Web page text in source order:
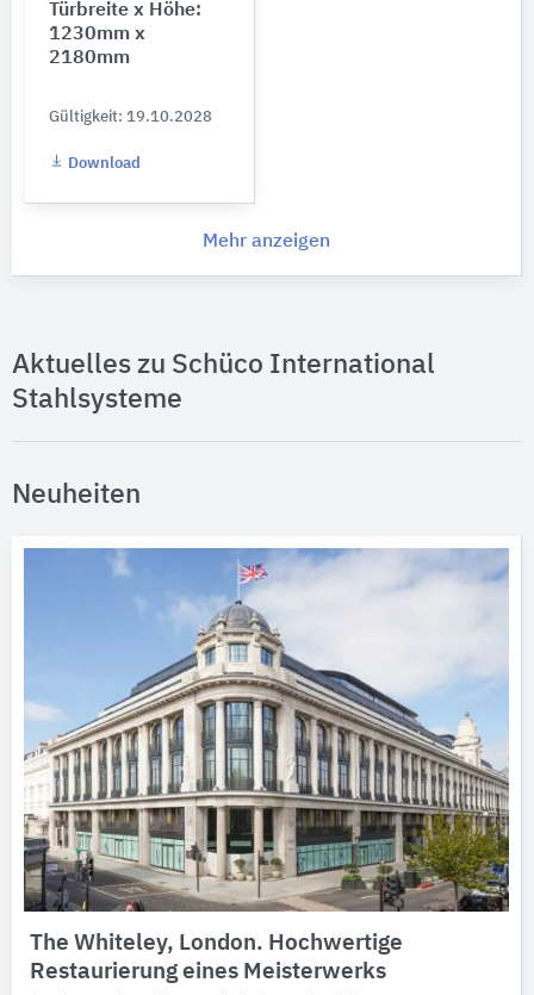
Türbreite x Höhe:
1230mm x
2180mm
Gültigkeit: 19.10.2028
Download
Mehr anzeigen
Aktuelles zu Schüco International
Stahlsysteme
Neuheiten
The Whiteley, London. Hochwertige
Restaurierung eines Meisterwerks